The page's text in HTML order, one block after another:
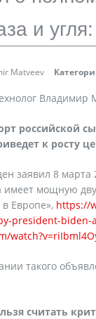
и
Matveev
Владимир
российской
к росту
заявил 8
имеет мощную
Европе», https://
president-
такого
считать